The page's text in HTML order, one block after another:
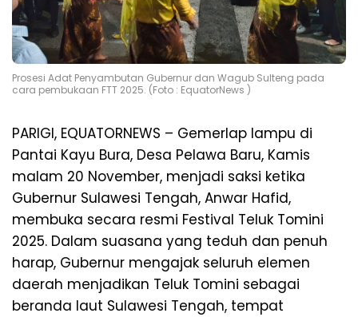
Prosesi Adat Penyambutan Gubernur dan Wagub Sulteng pada
cara pembukaan FTT 2025. (Foto : EquatorNews )
PARIGI, EQUATORNEWS – Gemerlap lampu di
Pantai Kayu Bura, Desa Pelawa Baru, Kamis
malam 20 November, menjadi saksi ketika
Gubernur Sulawesi Tengah, Anwar Hafid,
membuka secara resmi Festival Teluk Tomini
2025. Dalam suasana yang teduh dan penuh
harap, Gubernur mengajak seluruh elemen
daerah menjadikan Teluk Tomini sebagai
beranda laut Sulawesi Tengah, tempat